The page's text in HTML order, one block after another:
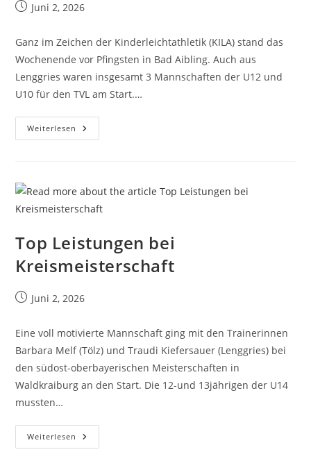
Juni 2, 2026
Ganz im Zeichen der Kinderleichtathletik (KILA) stand das
Wochenende vor Pfingsten in Bad Aibling. Auch aus
Lenggries waren insgesamt 3 Mannschaften der U12 und
U10 für den TVL am Start.…
Weiterlesen
Top Leistungen bei
Kreismeisterschaft
Juni 2, 2026
Eine voll motivierte Mannschaft ging mit den Trainerinnen
Barbara Melf (Tölz) und Traudi Kiefersauer (Lenggries) bei
den südost-oberbayerischen Meisterschaften in
Waldkraiburg an den Start. Die 12-und 13jährigen der U14
mussten…
Weiterlesen